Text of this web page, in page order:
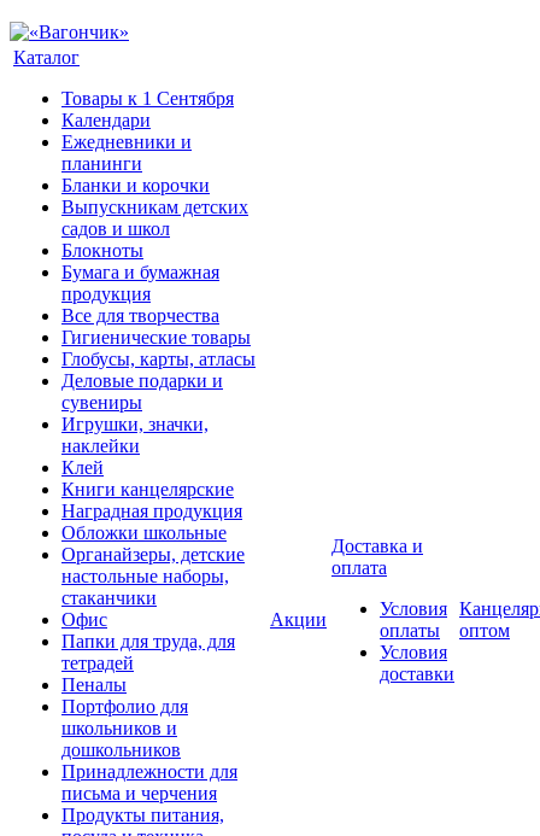
Каталог
Товары к 1 Сентября
Календари
Ежедневники и
планинги
Бланки и корочки
Выпускникам детских
садов и школ
Блокноты
Бумага и бумажная
продукция
Все для творчества
Гигиенические товары
Глобусы, карты, атласы
Деловые подарки и
сувениры
Игрушки, значки,
наклейки
Клей
Книги канцелярские
Наградная продукция
Обложки школьные
Органайзеры, детские
настольные наборы,
стаканчики
Офис
Папки для труда, для
тетрадей
Пеналы
Портфолио для
школьников и
дошкольников
Принадлежности для
письма и черчения
Продукты питания,
Акции
Доставка и
оплата
Условия
оплаты
Условия
доставки
оптом